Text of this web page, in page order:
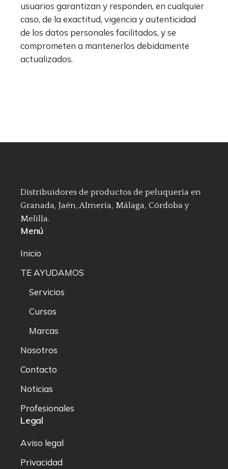
usuarios garantizan y responden, en cualquier
caso, de la exactitud, vigencia y autenticidad
de los datos personales facilitados, y se
comprometen a mantenerlos debidamente
actualizados.
Distribuidores de productos de peluquería en
Granada, Jaén, Almería, Málaga, Córdoba y
Melilla.
Menú
Inicio
TE AYUDAMOS
Servicios
Cursos
Marcas
Nosotros
Contacto
Noticias
Profesionales
Legal
Aviso legal
Privacidad